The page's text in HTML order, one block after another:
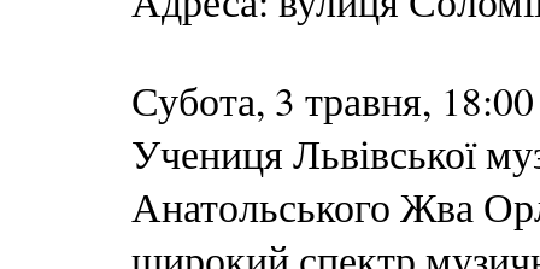
Субота, 3 травня,
Учениця Львівської
Анатольського Жва